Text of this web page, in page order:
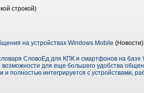
строкой)
на устройствах Windows Mobile (Новости)
СловоЕд для КПК и смартфонов на базе
для еще большего удобства
полностью интегрируется с устройствами,